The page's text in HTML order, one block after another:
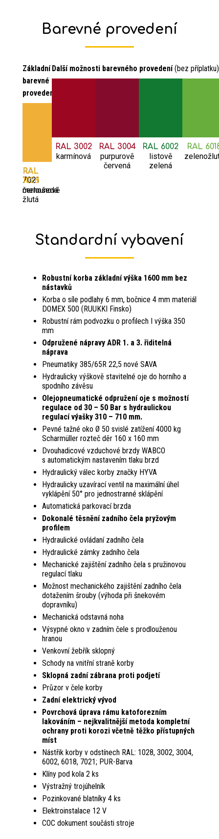
Barevné provedení
Základní
barevné
provedení:
RAL
7021
černošedá
RAL
1028
melounově
žlutá
Další možnosti barevného provedení(bez
RAL 3002
karmínová
RAL 3004
purpurově
červená
RAL 6002
listově
zelená
RAL
Standardní vybavení
Robustní korba základní výška 1600 mm bez
nástavků
Korba o síle podlahy 6 mm, bočnice 4 mm materiál
DOMEX 500 (RUUKKI Finsko)
Robustní rám podvozku o profilech I výška 350
mm
Odpružené nápravy ADR 1. a 3. řiditelná
náprava
Pneumatiky 385/65R 22,5 nové SAVA
Hydraulicky výškově stavitelné oje do horního a
spodního závěsu
Olejopneumatické odpružení oje s možností
regulace od 30 – 50 Bar s hydraulickou
regulací výašky 310 – 710 mm.
Pevné tažné oko Ø 50 svislé zatížení 4000 kg
Scharmüller rozteč děr 160 x 160 mm
Dvouhadicové vzduchové brzdy WABCO
s automatickým nastavením tlaku brzd
Hydraulický válec korby značky HYVA
Hydraulicky uzavírací ventil na maximální úhel
vyklápění 50° pro jednostranné sklápění
Automatická parkovací brzda
Dokonalé těsnění zadního čela pryžovým
profilem
Hydraulické ovládaní zadního čela
Hydraulické zámky zadního čela
Mechanické zajištění zadního čela s pružino­vou
regulací tlaku
Možnost mechanického zajištění zadního čela
dotažením šrouby (výhoda při šneko­vém
dopravníku)
Mechanická odstavná noha
Výsypné okno v zadním čele s prodlouženou
hranou
Venkovní žebřík sklopný
Schody na vnitřní straně korby
Sklopná zadní zábrana proti podjetí
Průzor v čele korby
Zadní elektrický vývod
Povrchová úprava rámu katoforezním
lakováním – nejkvalitnější metoda kom­pletní
ochrany proti korozi včetně těžko přístupných
míst
Nástřik korby v odstínech RAL: 1028, 3002, 3004,
6002, 6018, 7021; PUR-Barva
Klíny pod kola 2 ks
Výstražný trojúhelník
Pozinkované blatníky 4 ks
Elektroinstalace 12 V
COC dokument součásti stroje